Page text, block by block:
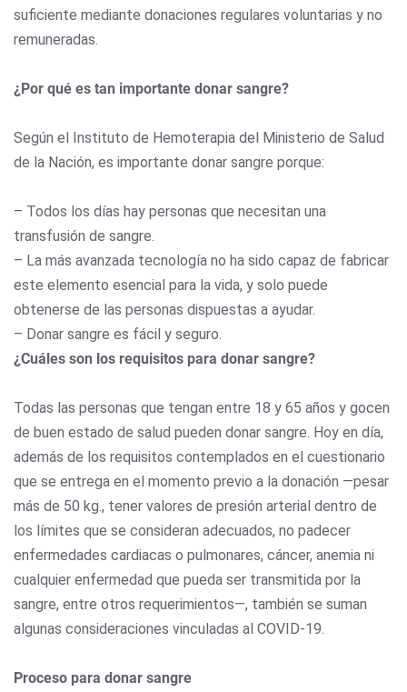
suficiente mediante donaciones regulares voluntarias y no
remuneradas.
¿Por qué es tan importante donar sangre?
Según el Instituto de Hemoterapia del Ministerio de Salud
de la Nación, es importante donar sangre porque:
– Todos los días hay personas que necesitan una
transfusión de sangre.
– La más avanzada tecnología no ha sido capaz de fabricar
este elemento esencial para la vida, y solo puede
obtenerse de las personas dispuestas a ayudar.
– Donar sangre es fácil y seguro.
¿Cuáles son los requisitos para donar sangre?
Todas las personas que tengan entre 18 y 65 años y gocen
de buen estado de salud pueden donar sangre. Hoy en día,
además de los requisitos contemplados en el cuestionario
que se entrega en el momento previo a la donación —pesar
más de 50 kg., tener valores de presión arterial dentro de
los límites que se consideran adecuados, no padecer
enfermedades cardiacas o pulmonares, cáncer, anemia ni
cualquier enfermedad que pueda ser transmitida por la
sangre, entre otros requerimientos—, también se suman
algunas consideraciones vinculadas al COVID-19.
Proceso para donar sangre